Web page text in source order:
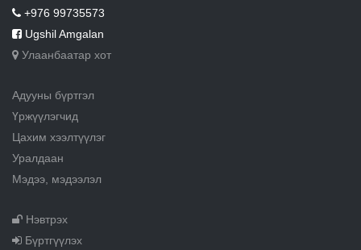
+976 99735573
Ugshil Amgalan
Улаанбаатар хот
Адууны бүртгэл
Үржүүлэгчид
Цахим хээлтүүлэг
Уралдаан
Мэдээ, мэдээлэл
Нэвтрэх
Бүртгүүлэх